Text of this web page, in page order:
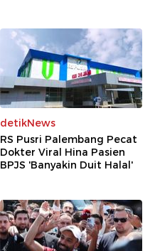
detikNews
RS Pusri Palembang Pecat
Dokter Viral Hina Pasien
BPJS 'Banyakin Duit Halal'